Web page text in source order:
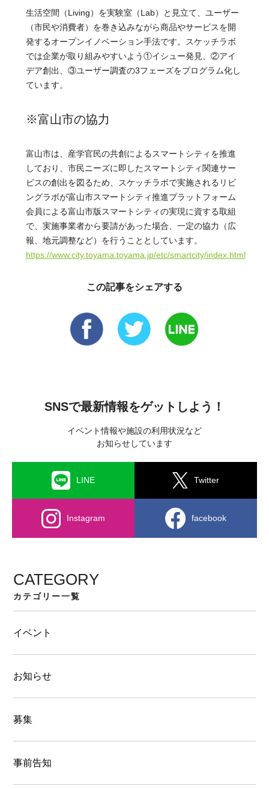
生活空間（Living）を実験室（Lab）と見立て、ユーザー
（市民や消費者）を巻き込みながら商品やサービスを開
発するオープンイノベーション手法です。スケッチラボ
では企業が取り組みやすいよう①イシュー発見、②アイ
デア創出、③ユーザー調査の3フェーズをプログラム化し
ています。
※富山市の協力
富山市は、産学官民の共創によるスマートシティを推進
しており、市民ニーズに即したスマートシティ関連サー
ビスの創出を図るため、スケッチラボで実施されるリビ
ングラボが富山市スマートシティ推進プラットフォーム
会員による富山市版スマートシティの実現に資する取組
で、実施事業者から要請があった場合、一定の協力（広
報、地元調整など）を行うこととしています。
https://www.city.toyama.toyama.jp/etc/smartcity/index.html
この記事をシェアする
SNSで最新情報をゲットしよう！
イベント情報や施設の利用状況など
お知らせしています
LINE Twitter
Instagram facebook
CATEGORY
カテゴリー一覧
イベント
お知らせ
募集
事前告知